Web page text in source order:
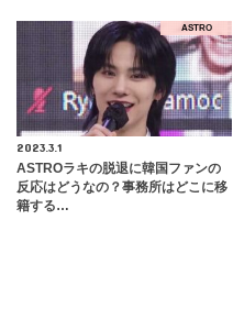
ASTRO
2023.3.1
ASTROラキの脱退に韓国ファンの
反応はどうなの？事務所はどこに移
籍する…